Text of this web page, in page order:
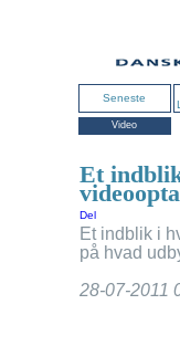
Seneste
Video
Et
Del
Et indblik i
på hvad
28-07-2011